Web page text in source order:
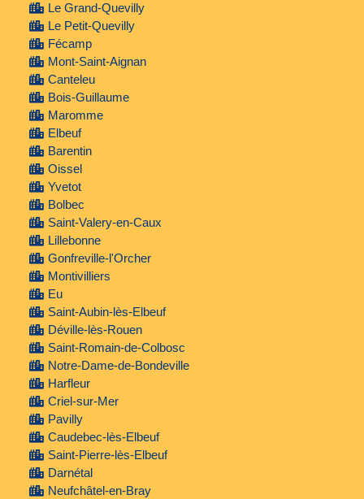
Le Grand-Quevilly
Le Petit-Quevilly
Fécamp
Mont-Saint-Aignan
Canteleu
Bois-Guillaume
Maromme
Elbeuf
Barentin
Oissel
Yvetot
Bolbec
Saint-Valery-en-Caux
Lillebonne
Gonfreville-l'Orcher
Montivilliers
Eu
Saint-Aubin-lès-Elbeuf
Déville-lès-Rouen
Saint-Romain-de-Colbosc
Notre-Dame-de-Bondeville
Harfleur
Criel-sur-Mer
Pavilly
Caudebec-lès-Elbeuf
Saint-Pierre-lès-Elbeuf
Darnétal
Neufchâtel-en-Bray